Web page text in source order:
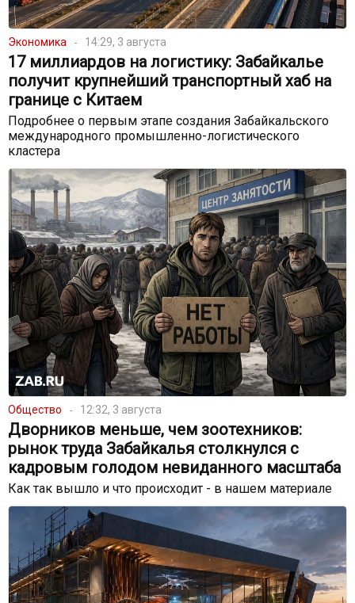
Экономика 14:29, 3 августа
17 миллиардов на логистику: Забайкалье
получит крупнейший транспортный хаб на
границе с Китаем
Подробнее о первым этапе создания Забайкальского
международного промышленно-логистического
кластера
Общество 12:32, 3 августа
Дворников меньше, чем зоотехников:
рынок труда Забайкалья столкнулся с
кадровым голодом невиданного масштаба
Как так вышло и что происходит - в нашем материале